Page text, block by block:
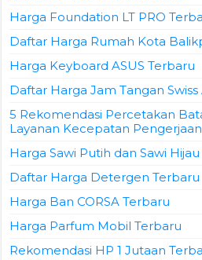
Harga Foundation LT PRO
Daftar Harga Rumah Kota
Harga Keyboard ASUS Terbaru
Daftar Harga Jam Tangan
5 Rekomendasi Percetakan
Layanan Kecepatan Pengerjaan
Harga Sawi Putih dan Sawi
Daftar Harga Detergen Terbaru
Harga Ban CORSA Terbaru
Harga Parfum Mobil Terbaru
Rekomendasi HP 1 Jutaan